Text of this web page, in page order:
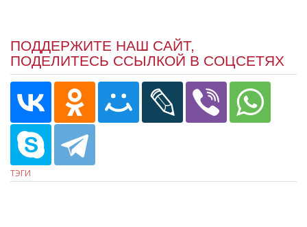
ПОДДЕРЖИТЕ НАШ САЙТ,
ПОДЕЛИТЕСЬ ССЫЛКОЙ В СОЦСЕТЯХ
ТЭГИ